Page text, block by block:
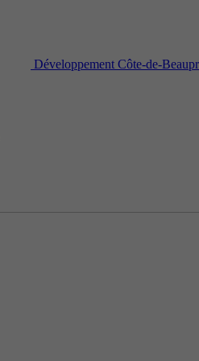
Développement Côte-de-